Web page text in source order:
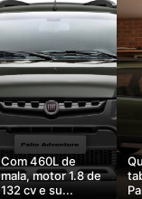
Com 460L de
mala, motor 1.8 de
132 cv e su...